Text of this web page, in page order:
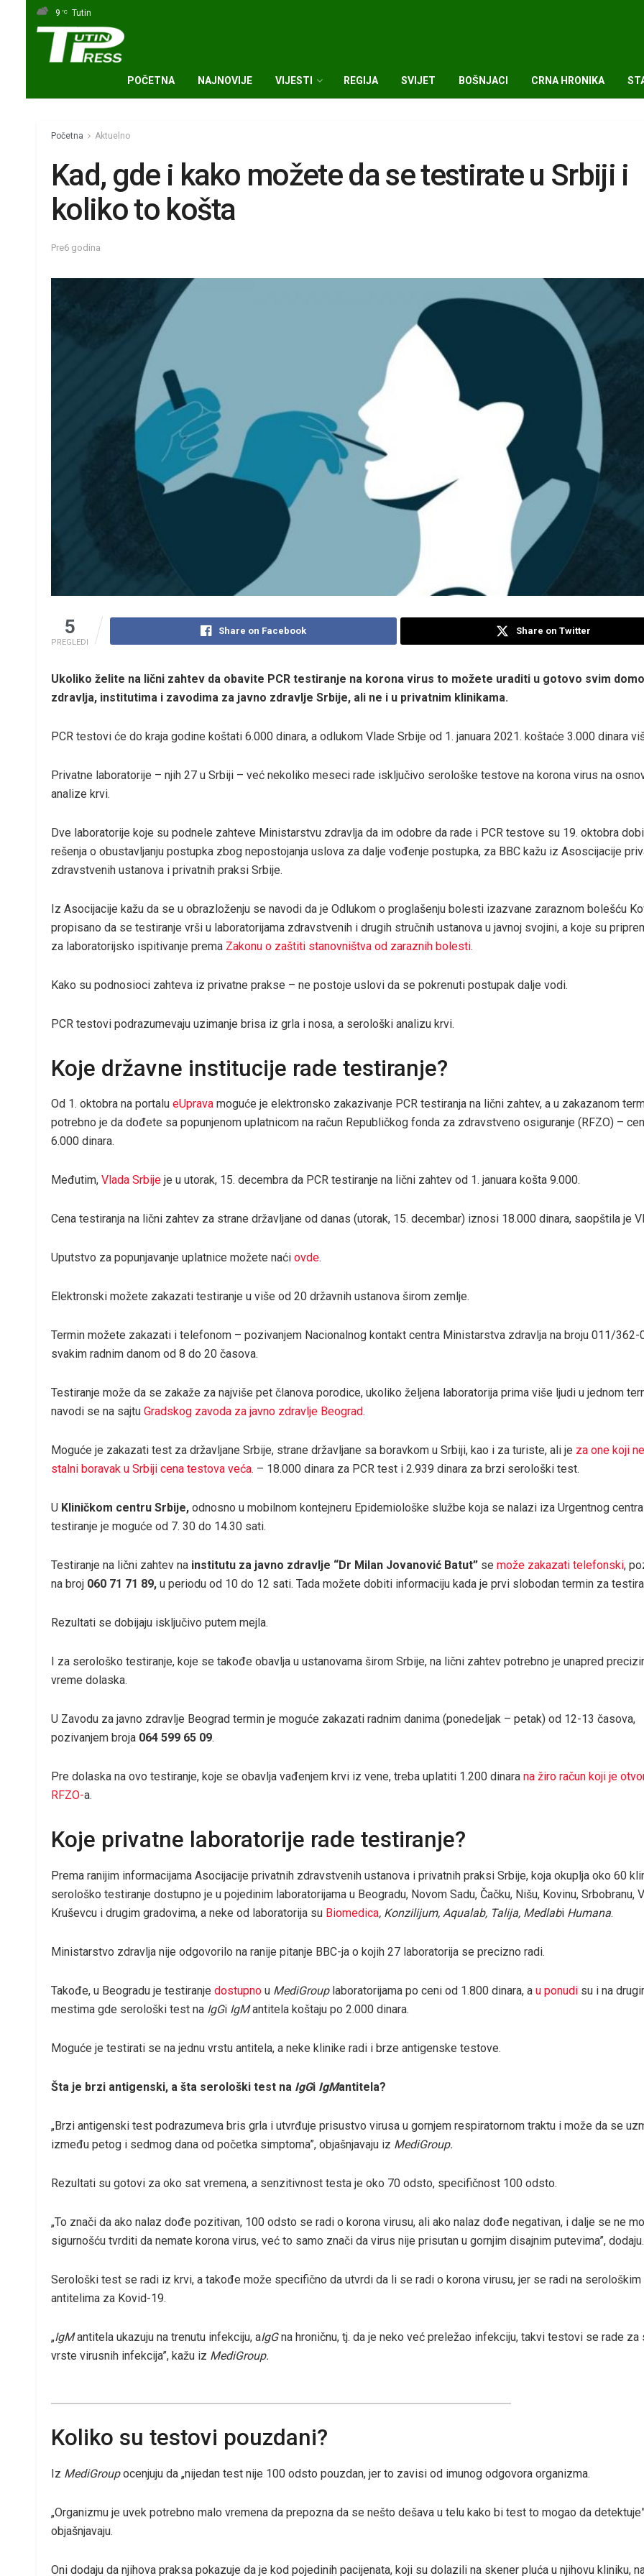
9 °C Tutin
POČETNA NAJNOVIJE VIJESTI REGIJA SVIJET BOŠNJACI CRNA HRONIKA
Početna Aktuelno
Kad, gde i kako možete da se testirate u Srbiji i
koliko to košta
Pre6 godina
5
PREGLEDI
Share on Facebook Share on Twitter
Ukoliko želite na lični zahtev da obavite PCR testiranje na korona virus to možete uraditi u gotovo svim
zdravlja, institutima i zavodima za javno zdravlje Srbije, ali ne i u privatnim klinikama.
PCR testovi će do kraja godine koštati 6.000 dinara, a odlukom Vlade Srbije od 1. januara 2021. koštaće 3.000 dinara
Privatne laboratorije – njih 27 u Srbiji – već nekoliko meseci rade isključivo serološke testove na korona virus na
analize krvi.
Dve laboratorije koje su podnele zahteve Ministarstvu zdravlja da im odobre da rade i PCR testove su 19. oktobra
rešenja o obustavljanju postupka zbog nepostojanja uslova za dalje vođenje postupka, za BBC kažu iz Asoscijacije
zdravstvenih ustanova i privatnih praksi Srbije.
Iz Asocijacije kažu da se u obrazloženju se navodi da je Odlukom o proglašenju bolesti izazvane zaraznom bolešću
propisano da se testiranje vrši u laboratorijama zdravstvenih i drugih stručnih ustanova u javnoj svojini, a koje su
za laboratorijsko ispitivanje prema Zakonu o zaštiti stanovništva od zaraznih bolesti.
Kako su podnosioci zahteva iz privatne prakse – ne postoje uslovi da se pokrenuti postupak dalje vodi.
PCR testovi podrazumevaju uzimanje brisa iz grla i nosa, a serološki analizu krvi.
Koje državne institucije rade testiranje?
Od 1. oktobra na portalu eUprava moguće je elektronsko zakazivanje PCR testiranja na lični zahtev, a u zakazanom
potrebno je da dođete sa popunjenom uplatnicom na račun Republičkog fonda za zdravstveno osiguranje (RFZO) –
6.000 dinara.
Međutim, Vlada Srbije je u utorak, 15. decembra da PCR testiranje na lični zahtev od 1. januara košta 9.000.
Cena testiranja na lični zahtev za strane državljane od danas (utorak, 15. decembar) iznosi 18.000 dinara, saopštila je
Uputstvo za popunjavanje uplatnice možete naći ovde.
Elektronski možete zakazati testiranje u više od 20 državnih ustanova širom zemlje.
Termin možete zakazati i telefonom – pozivanjem Nacionalnog kontakt centra Ministarstva zdravlja na broju 011/362-
svakim radnim danom od 8 do 20 časova.
Testiranje može da se zakaže za najviše pet članova porodice, ukoliko željena laboratorija prima više ljudi u jednom
navodi se na sajtu Gradskog zavoda za javno zdravlje Beograd.
Moguće je zakazati test za državljane Srbije, strane državljane sa boravkom u Srbiji, kao i za turiste, ali je za one koji
stalni boravak u Srbiji cena testova veća. – 18.000 dinara za PCR test i 2.939 dinara za brzi serološki test.
U Kliničkom centru Srbije, odnosno u mobilnom kontejneru Epidemiološke službe koja se nalazi iza Urgentnog centra
testiranje je moguće od 7. 30 do 14.30 sati.
Testiranje na lični zahtev na institutu za javno zdravlje “Dr Milan Jovanović Batut” se može zakazati telefonski,
na broj 060 71 71 89, u periodu od 10 do 12 sati. Tada možete dobiti informaciju kada je prvi slobodan termin za
Rezultati se dobijaju isključivo putem mejla.
I za serološko testiranje, koje se takođe obavlja u ustanovama širom Srbije, na lični zahtev potrebno je unapred
vreme dolaska.
U Zavodu za javno zdravlje Beograd termin je moguće zakazati radnim danima (ponedeljak – petak) od 12-13 časova,
pozivanjem broja 064 599 65 09.
Pre dolaska na ovo testiranje, koje se obavlja vađenjem krvi iz vene, treba uplatiti 1.200 dinara na žiro račun koji je
RFZO-a.
Koje privatne laboratorije rade testiranje?
Prema ranijim informacijama Asocijacije privatnih zdravstvenih ustanova i privatnih praksi Srbije, koja okuplja oko 60
serološko testiranje dostupno je u pojedinim laboratorijama u Beogradu, Novom Sadu, Čačku, Nišu, Kovinu, Srbobranu,
Kruševcu i drugim gradovima, a neke od laboratorija su Biomedica, Konzilijum, Aqualab, Talija, Medlabi Humana.
Ministarstvo zdravlja nije odgovorilo na ranije pitanje BBC-ja o kojih 27 laboratorija se precizno radi.
Takođe, u Beogradu je testiranje dostupno u MediGroup laboratorijama po ceni od 1.800 dinara, a u ponudi su i na
mestima gde serološki test na IgGi IgMantitela koštaju po 2.000 dinara.
Moguće je testirati se na jednu vrstu antitela, a neke klinike radi i brze antigenske testove.
Šta je brzi antigenski, a šta serološki test na IgGi IgMantitela?
„Brzi antigenski test podrazumeva bris grla i utvrđuje prisustvo virusa u gornjem respiratornom traktu i može da se
između petog i sedmog dana od početka simptoma”, objašnjavaju iz MediGroup.
Rezultati su gotovi za oko sat vremena, a senzitivnost testa je oko 70 odsto, specifičnost 100 odsto.
„To znači da ako nalaz dođe pozitivan, 100 odsto se radi o korona virusu, ali ako nalaz dođe negativan, i dalje se ne
sigurnošću tvrditi da nemate korona virus, već to samo znači da virus nije prisutan u gornjim disajnim putevima”, dodaju.
Serološki test se radi iz krvi, a takođe može specifično da utvrdi da li se radi o korona virusu, jer se radi na serološkim
antitelima za Kovid-19.
„IgMantitela ukazuju na trenutu infekciju, aIgGna hroničnu, tj. da je neko već preležao infekciju, takvi testovi se rade za
vrste virusnih infekcija”, kažu iz MediGroup.
Koliko su testovi pouzdani?
Iz MediGroupocenjuju da „nijedan test nije 100 odsto pouzdan, jer to zavisi od imunog odgovora organizma.
„Organizmu je uvek potrebno malo vremena da prepozna da se nešto dešava u telu kako bi test to mogao da
objašnjavaju.
Oni dodaju da njihova praksa pokazuje da je kod pojedinih pacijenata, koji su dolazili na skener pluća u njihovu kliniku,